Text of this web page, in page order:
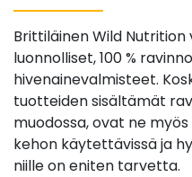
Brittiläinen Wild
luonnolliset, 100 %
hivenainevalmisteet.
tuotteiden sisältämät
muodossa, ovat ne
kehon käytettävissä ja
niille on eniten tarvetta.